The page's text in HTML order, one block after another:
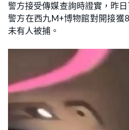
警方接受傳媒查詢時證實，昨
警方在西九M+博物館對開接獲
未有人被捕。